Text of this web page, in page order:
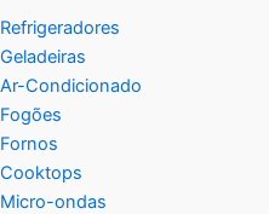
Refrigeradores
Geladeiras
Ar-Condicionado
Fogões
Fornos
Cooktops
Micro-ondas